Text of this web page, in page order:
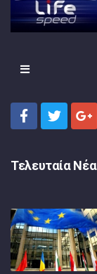
Τελευταία Νέα